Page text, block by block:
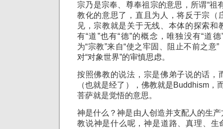
宗乃是宗奉、尊奉祖宗的意思，所谓“祖
教化的意思了，直且为人，将反于宗（
见，宗教就是关于无线、本体的探索和
有“道”也有“德”的概念，唯独没有“道
为“宗教”来自“使之牢固、阻止不前之意
对“对象世界”的审慎思虑。
按照佛教的说法，宗是佛弟子说的话，
（也就是经了），佛教就是Buddhism，
菩萨就是觉悟的意思。
神是什么？神是由人创造并支配人的生
教说神是什么呢，神是道路、真理、生